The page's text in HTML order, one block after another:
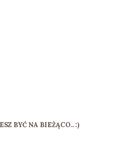
BYĆ NA BIEŻĄCO.. :)